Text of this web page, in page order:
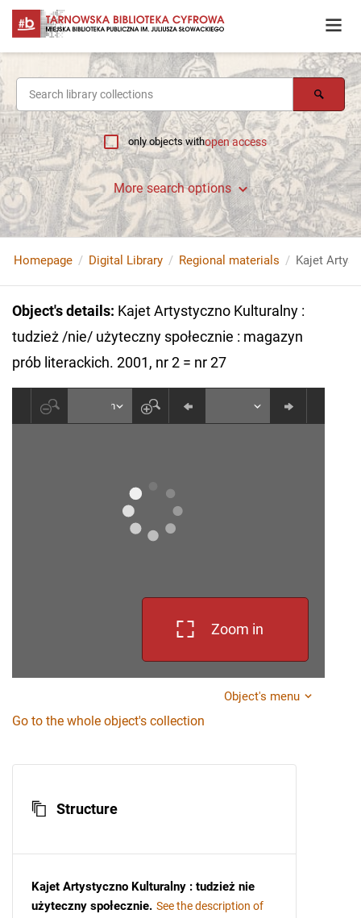
only objects withopen access
More search options
Homepage Digital Library Regional materials
Object's details: Kajet Artystyczno Kulturalny :
tudzież /nie/ użyteczny społecznie : magazyn
prób literackich. 2001, nr 2 = nr 27
Zoom in
Object's menu
Go to the whole object's collection
Structure
Kajet Artystyczno Kulturalny : tudzież nie
użyteczny społecznie. See the description of